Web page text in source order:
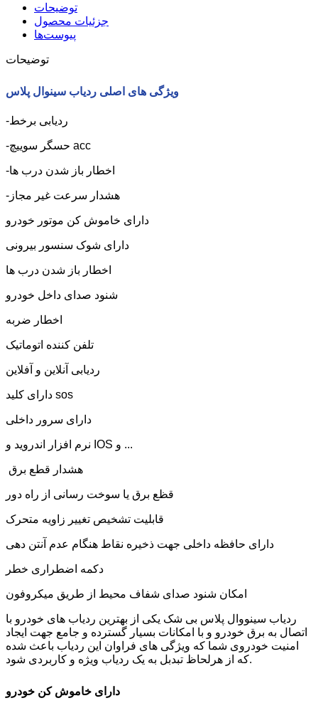
توضیحات
جزئیات محصول
پیوست‌ها
توضیحات
ویژگی های اصلی ردیاب سینوال پلاس
-ردیابی برخط
-حسگر سوییچ acc
-اخطار باز شدن درب ها
-هشدار سرعت غیر مجاز
دارای خاموش کن موتور خودرو
دارای شوک سنسور بیرونی
اخطار باز شدن درب ها
شنود صدای داخل خودرو
اخطار ضربه
تلفن کننده اتوماتیک
ردیابی آنلاین و آفلاین
دارای کلید sos
دارای سرور داخلی
نرم افزار اندروید و IOS و ...
هشدار قطع برق
قظع برق یا سوخت رسانی از راه دور
قابلیت تشخیص تغییر زاویه متحرک
دارای حافظه داخلی جهت ذخیره نقاط هنگام عدم آنتن دهی
دکمه اضطراری خطر
امکان شنود صدای شفاف محیط از طریق میکروفون
ردیاب سینووال پلاس بی شک یکی از بهترین ردیاب های خودرو با
اتصال به برق خودرو و با امکانات بسیار گسترده و جامع جهت ایجاد
امنیت خودروی شما که ویژگی های فراوان این ردیاب باعث شده
که از هرلحاظ تبدبل به یک ردیاب ویژه و کاربردی شود.